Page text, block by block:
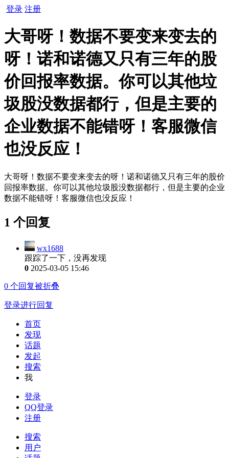
登录 注册
大哥呀！数据不要变来变去的
呀！诺和诺德又只有三年的股
价回报率数据。你可以其他垃
圾股没数据都行，但是主要的
企业数据不能错呀！客服微信
也没反应！
大哥呀！数据不要变来变去的呀！诺和诺德又只有三年的股价
回报率数据。你可以其他垃圾股没数据都行，但是主要的企业
数据不能错呀！客服微信也没反应！
1 个回复
wx1688
跟踪了一下，没再发现
0 2025-03-05 15:46
0 个回复被折叠
登录进行回复
首页
发现
话题
发起
搜索
我
登录
QQ登录
注册
搜索
用户